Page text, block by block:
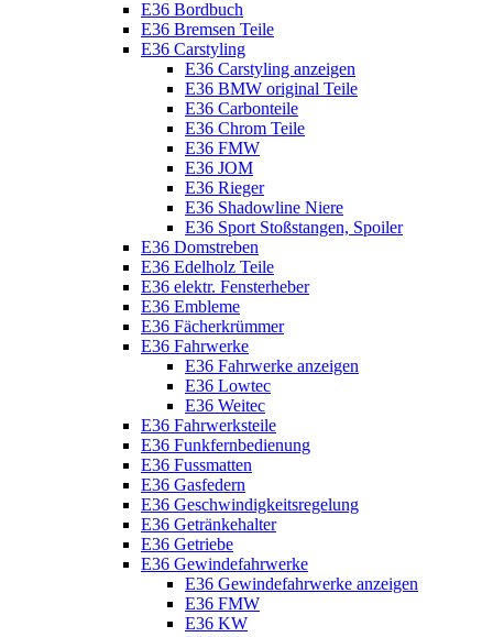
E36 Bordbuch
E36 Bremsen Teile
E36 Carstyling
E36 Carstyling anzeigen
E36 BMW original Teile
E36 Carbonteile
E36 Chrom Teile
E36 FMW
E36 JOM
E36 Rieger
E36 Shadowline Niere
E36 Sport Stoßstangen, Spoiler
E36 Domstreben
E36 Edelholz Teile
E36 elektr. Fensterheber
E36 Embleme
E36 Fächerkrümmer
E36 Fahrwerke
E36 Fahrwerke anzeigen
E36 Lowtec
E36 Weitec
E36 Fahrwerksteile
E36 Funkfernbedienung
E36 Fussmatten
E36 Gasfedern
E36 Geschwindigkeitsregelung
E36 Getränkehalter
E36 Getriebe
E36 Gewindefahrwerke
E36 Gewindefahrwerke anzeigen
E36 FMW
E36 KW